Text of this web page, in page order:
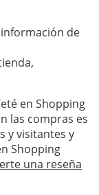
de
en Shopping
las compras es
y visitantes y
Shopping
una reseña